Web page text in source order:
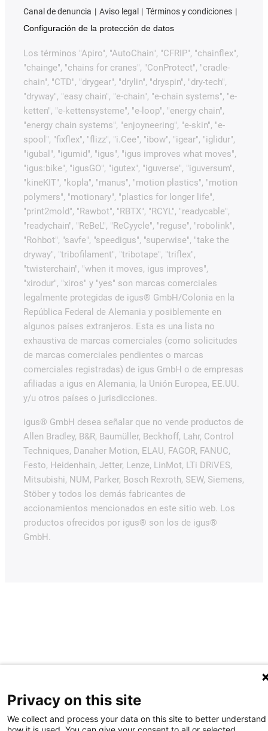
Canal de denuncia
Aviso legal
Términos y condiciones
Configuración de la protección de datos
Los términos "Apiro", "AutoChain", "CFRIP", "chainflex",
"chainge", "chains for cranes", "ConProtect", "cradle-
chain", "CTD", "drygear", "drylin", "dryspin", "dry-tech",
"dryway", "easy chain", "e-chain", "e-chain systems", "e-
ketten", "e-kettensysteme", "e-loop", "energy chain",
"energy chain systems", "enjoyneering", "e-skin", "e-
spool", "fixflex", "flizz", "i.Cee", "ibow", "igear", "iglidur",
"igubal", "igumid", "igus", "igus improves what moves",
"igus:bike", "igusGO", "igutex", "iguverse", "iguversum",
"kineKIT", "kopla", "manus", "motion plastics", "motion
polymers", "motionary", "plastics for longer life",
"print2mold", "Rawbot", "RBTX", "RCYL", "readycable",
"readychain", "ReBeL", "ReCyycle", "reguse", "robolink",
"Rohbot", "savfe", "speedigus", "superwise", "take the
dryway", "tribofilament", "tribotape", "triflex",
"twisterchain", "when it moves, igus improves",
"xirodur", "xiros" y "yes" son marcas comerciales
legalmente protegidas de igus® GmbH/Colonia en la
República Federal de Alemania y posiblemente en
algunos países extranjeros. Esta es una lista no
exhaustiva de marcas comerciales (como solicitudes
de marcas comerciales pendientes o marcas
comerciales registradas) de igus GmbH o de empresas
afiliadas a igus en Alemania, la Unión Europea, EE.UU.
y/u otros países o jurisdicciones.
igus® GmbH desea señalar que no vende productos de
Allen Bradley, B&R, Baumüller, Beckhoff, Lahr, Control
Techniques, Danaher Motion, ELAU, FAGOR, FANUC,
Festo, Heidenhain, Jetter, Lenze, LinMot, LTi DRiVES,
Mitsubishi, NUM, Parker, Bosch Rexroth, SEW, Siemens,
Stöber y todos los demás fabricantes de
accionamientos mencionados en este sitio web. Los
productos ofrecidos por igus® son los de igus®
GmbH.
Privacy on this site
We collect and process your data on this site to better understand